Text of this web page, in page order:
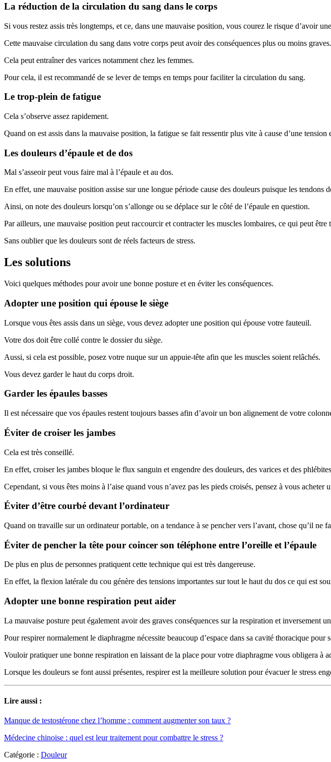
La réduction de la circulation du sang dans le corps
Si vous restez assis très longtemps, et ce, dans une mauvaise position, vous courez le risque d’avoir
Cette mauvaise circulation du sang dans votre corps peut avoir des conséquences plus ou moins graves.
Cela peut entraîner des varices notamment chez les femmes.
Pour cela, il est recommandé de se lever de temps en temps pour faciliter la circulation du sang.
Le trop-plein de fatigue
Cela s’observe assez rapidement.
Quand on est assis dans la mauvaise position, la fatigue se fait ressentir plus vite à cause d’une
Les douleurs d’épaule et de dos
Mal s’asseoir peut vous faire mal à l’épaule et au dos.
En effet, une mauvaise position assise sur une longue période cause des douleurs puisque les tendons
Ainsi, on note des douleurs lorsqu’on s’allonge ou se déplace sur le côté de l’épaule en question.
Par ailleurs, une mauvaise position peut raccourcir et contracter les muscles lombaires, ce qui peut être
Sans oublier que les douleurs sont de réels facteurs de stress.
Les solutions
Voici quelques méthodes pour avoir une bonne posture et en éviter les conséquences.
Adopter une position qui épouse le siège
Lorsque vous êtes assis dans un siège, vous devez adopter une position qui épouse votre fauteuil.
Votre dos doit être collé contre le dossier du siège.
Aussi, si cela est possible, posez votre nuque sur un appuie-tête afin que les muscles soient relâchés.
Vous devez garder le haut du corps droit.
Garder les épaules basses
Il est nécessaire que vos épaules restent toujours basses afin d’avoir un bon alignement de votre
Éviter de croiser les jambes
Cela est très conseillé.
En effet, croiser les jambes bloque le flux sanguin et engendre des douleurs, des varices et des
Cependant, si vous êtes moins à l’aise quand vous n’avez pas les pieds croisés, pensez à vous acheter
Éviter d’être courbé devant l’ordinateur
Quand on travaille sur un ordinateur portable, on a tendance à se pencher vers l’avant, chose qu’il ne
Éviter de pencher la tête pour coincer son téléphone entre l’oreille et l’épaule
De plus en plus de personnes pratiquent cette technique qui est très dangereuse.
En effet, la flexion latérale du cou génère des tensions importantes sur tout le haut du dos ce qui est
Adopter une bonne respiration peut aider
La mauvaise posture peut également avoir des graves conséquences sur la respiration et inversement
Pour respirer normalement le diaphragme nécessite beaucoup d’espace dans sa cavité thoracique pour
Vouloir pratiquer une bonne respiration en laissant de la place pour votre diaphragme vous obligera à
Lorsque les douleurs se font aussi présentes, respirer est la meilleure solution pour évacuer le stress
Lire aussi :
Manque de testostérone chez l’homme : comment augmenter son taux ?
Médecine chinoise : quel est leur traitement pour combattre le stress ?
Catégorie : Douleur